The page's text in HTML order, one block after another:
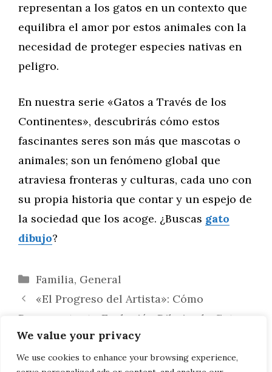
We value your privacy
We use cookies to enhance your browsing experience,
representan a los gatos en un contexto que
equilibra el amor por estos animales con la
necesidad de proteger especies nativas en
peligro.
En nuestra serie «Gatos a Través de los
Continentes», descubrirás cómo estos
fascinantes seres son más que mascotas o
animales; son un fenómeno global que
atraviesa fronteras y culturas, cada uno con
su propia historia que contar y un espejo de
la sociedad que los acoge. ¿Buscas gato
dibujo?
Categorías
Familia, General
«El Progreso del Artista»: Cómo
Documentar tu Evolución Dibujando Gatos
«Diferentes Razas, Diversos Trazos»:
Domina el Arte de Dibujar Varias Razas de